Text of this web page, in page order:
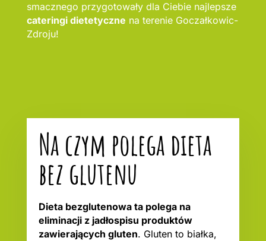
smacznego przygotowały dla Ciebie najlepsze
cateringi dietetyczne na terenie Goczałkowic-
Zdroju!
Na czym polega dieta
bez glutenu
Dieta bezglutenowa ta polega na
eliminacji z jadłospisu produktów
zawierających gluten. Gluten to białka,